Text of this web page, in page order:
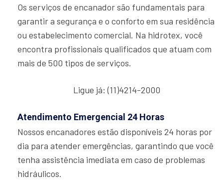
Os serviços de encanador são fundamentais para
garantir a segurança e o conforto em sua residência
ou estabelecimento comercial. Na hidrotex, você
encontra profissionais qualificados que atuam com
mais de 500 tipos de serviços.
Ligue já: (11)4214-2000
Atendimento Emergencial 24 Horas
Nossos encanadores estão disponíveis 24 horas por
dia para atender emergências, garantindo que você
tenha assistência imediata em caso de problemas
hidráulicos.